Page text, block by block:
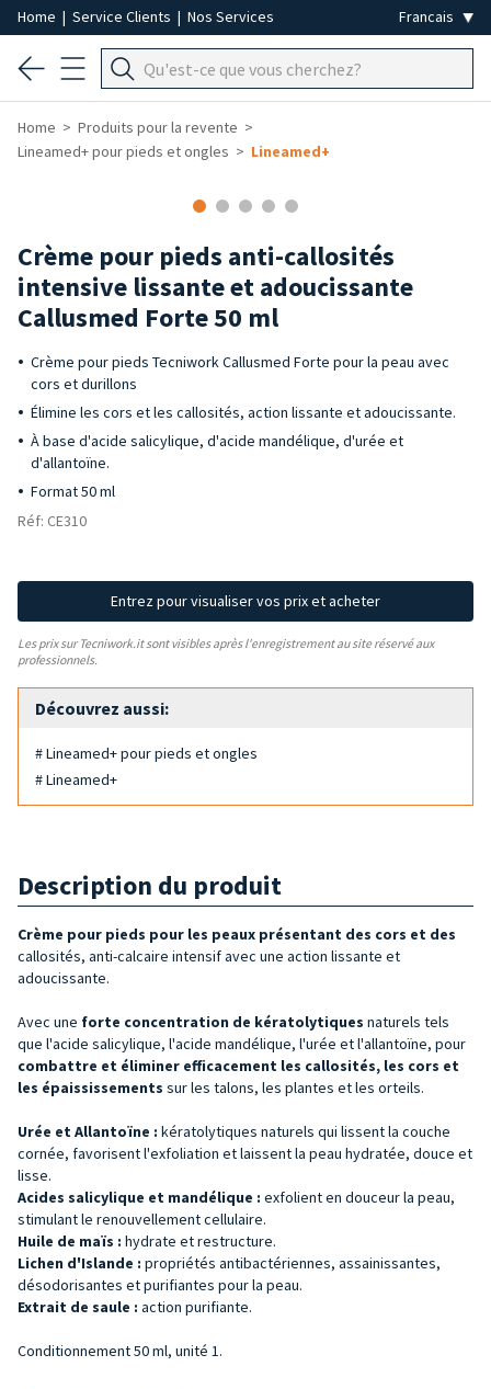
Home | Service Clients | Nos Services
Home
Produits pour la revente
Lineamed+ pour pieds et ongles
Lineamed+
Crème pour pieds anti-callosités
intensive lissante et adoucissante
Callusmed Forte 50 ml
Crème pour pieds Tecniwork Callusmed Forte pour la peau avec
cors et durillons
Élimine les cors et les callosités, action lissante et adoucissante.
À base d'acide salicylique, d'acide mandélique, d'urée et
d'allantoïne.
Format 50 ml
Réf: CE310
Entrez pour visualiser vos prix et acheter
Les prix sur Tecniwork.it sont visibles après l'enregistrement au site réservé aux
professionnels.
Découvrez aussi:
# Lineamed+ pour pieds et ongles
# Lineamed+
Description du produit
Crème pour pieds pour les peaux présentant des cors et des
callosités, anti-calcaire intensif avec une action lissante et
adoucissante.
Avec une forte concentration de kératolytiques naturels tels
que l'acide salicylique, l'acide mandélique, l'urée et l'allantoïne, pour
combattre et éliminer efficacement les callosités, les cors et
les épaississements sur les talons, les plantes et les orteils.
Urée et Allantoïne : kératolytiques naturels qui lissent la couche
cornée, favorisent l'exfoliation et laissent la peau hydratée, douce et
lisse.
Acides salicylique et mandélique : exfolient en douceur la peau,
stimulant le renouvellement cellulaire.
Huile de maïs : hydrate et restructure.
Lichen d'Islande : propriétés antibactériennes, assainissantes,
désodorisantes et purifiantes pour la peau.
Extrait de saule : action purifiante.
Conditionnement 50 ml, unité 1.